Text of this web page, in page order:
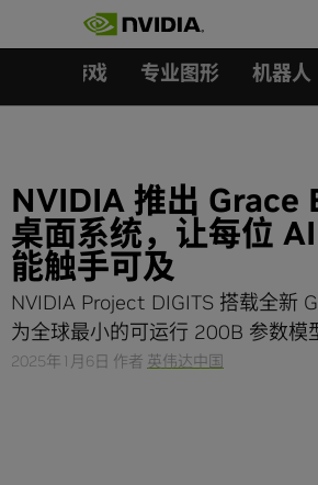
游戏 专业图形 机器人
NVIDIA 推出 Grace
桌面系统，让每位
能触手可及
NVIDIA Project DIGITS 搭载全新
为全球最小的可运行 200B 参数模
2025年1月6日 作者 英伟达中国